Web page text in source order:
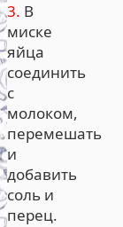
3. В
миске
яйца
соединить
с
молоком,
перемешать
и
добавить
соль и
перец.